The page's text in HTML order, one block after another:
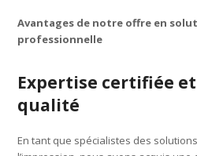
Avantages de notre offre en
professionnelle
Expertise certifiée
qualité
En tant que spécialistes des